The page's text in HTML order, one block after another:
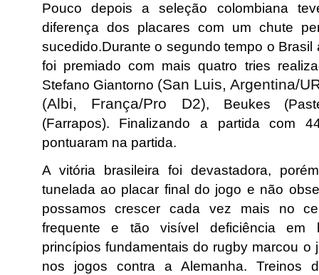
Pouco depois a seleção colombiana
diferença dos placares com um chute
sucedido.Durante o segundo tempo o
foi premiado com mais quatro tries
Stefano Giantorno (San Luis, Argentina/
(Albi, França/Pro D2), Beukes
(Farrapos). Finalizando a partida com
pontuaram na partida.
A vitória brasileira foi devastadora,
tunelada ao placar final do jogo e não
possamos crescer cada vez mais no
frequente e tão visível deficiência em
princípios fundamentais do rugby marcou o
nos jogos contra a Alemanha. Treinos